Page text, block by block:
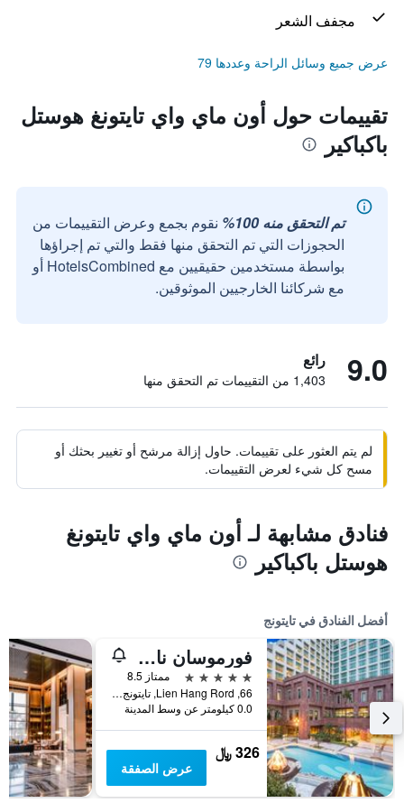
مجفف الشعر
عرض جميع وسائل الراحة وعددها 79
تقييمات حول أون ماي واي تايتونغ هوستل
باكباكير
تم التحقق منه 100%
نقوم بجمع وعرض التقييمات من
الحجوزات التي تم التحقق منها فقط والتي تم إجراؤها
بواسطة مستخدمين حقيقيين مع HotelsCombined أو
مع شركائنا الخارجيين الموثوقين.
9.0 رائع
1,403 من التقييمات تم التحقق منها
لم يتم العثور على تقييمات. حاول إزالة مرشح أو تغيير بحثك أو
مسح كل شيء لعرض التقييمات.
فنادق مشابهة لـ أون ماي واي تايتونغ
هوستل باكباكير
أفضل الفنادق في تايتونج
فورموسان ناروان هوتل آند ريزورت تايتونج
5 نجوم
ممتاز 8.5
66, Lien Hang Rord, تايتونج, تايوان
0.0 كيلومتر عن وسط المدينة
326 ﷼
عرض الصفقة